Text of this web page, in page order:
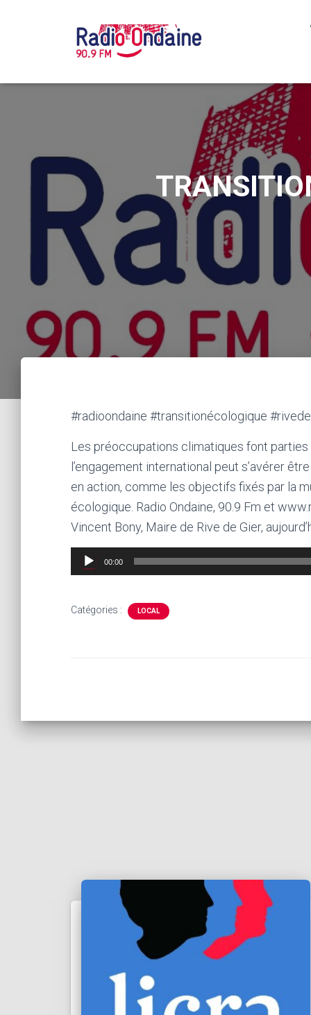
#radioondaine #transitionécologique
Les préoccupations climatiques font
l’engagement international peut s’avérer
en action, comme les objectifs fixés par la
écologique. Radio Ondaine, 90.9 Fm et
Vincent Bony, Maire de Rive de Gier,
Lecteur
audio
00:00
Catégories : LOCAL